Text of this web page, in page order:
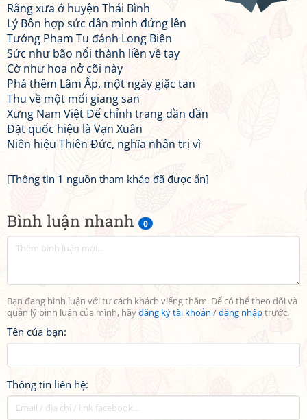
Bình luận nhanh 0
Bạn đang bình luận với tư cách khách viếng thăm. Để có thể theo dõi và
quản lý bình luận của mình, hãyđăng ký tài khoản /đăng nhậptrước.
Tên của bạn:
Thông tin liên hệ:
Rằng xưa ở huyện Thái Bình
Lý Bôn hợp sức dân mình đứng lên
Tướng Phạm Tu đánh Long Biên
Sức như bão nổi thành liền về tay
Cờ như hoa nở cõi này
Phá thêm Lâm Ấp, một ngày giặc tan
Thu về một mối giang san
Xưng Nam Việt Đế chỉnh trang dần dần
Đặt quốc hiệu là Vạn Xuân
Niên hiệu Thiên Đức, nghĩa nhân trị vì
[Thông tin 1 nguồn tham khảo đã được ẩn]